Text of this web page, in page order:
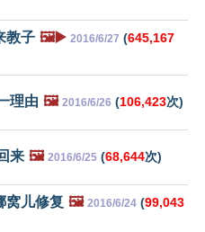
教子 🖼️▶️ 2016/6/27 (645,167
理由 🖼️ 2016/6/26 (106,423次)
来 🖼️ 2016/6/25 (68,644次)
窝儿修复 🖼️ 2016/6/24 (99,043